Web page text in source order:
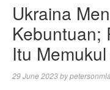
Ukraina
Kebuntuan;
Itu
29 June 2023by